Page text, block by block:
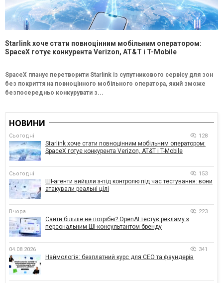
Starlink хоче стати повноцінним мобільним оператором:
SpaceX готує конкурента Verizon, AT&T і T-Mobile
SpaceX планує перетворити Starlink із супутникового сервісу для зон
без покриття на повноцінного мобільного оператора, який зможе
безпосередньо конкурувати з...
НОВИНИ
Сьогодні 128
Starlink хоче стати повноцінним мобільним оператором:
SpaceX готує конкурента Verizon, AT&T і T-Mobile
Сьогодні 153
ШІ-агенти вийшли з-під контролю під час тестування: вони
атакували реальні цілі
Вчора 223
Сайти більше не потрібні? OpenAI тестує рекламу з
персональним ШІ-консультантом бренду
04.08.2026 341
Наймологія: безплатний курс для CEO та фаундерів